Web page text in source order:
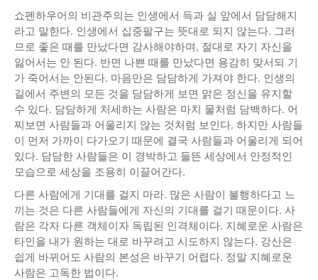
쇼펜하우어의 비관주의는 인생에서 득과 실 앞에서 담담해지
라고 말한다. 인생에서 십중팔구는 뜻대로 되지 않는다. 그러
므로 좋은 때를 만났다면 감사해야하며, 절대로 자기 자신을
잃어서는 안 된다. 반면 나쁜 때를 만났다면 용감히 맞서되 기
가 죽어서는 안된다. 마음만은 담담하게 가져야 한다. 인생의
길에서 주변의 모든 것을 담담하게 보면 맑은 정신을 유지할
수 있다. 담담하게 처세하는 사람은 마치 물처럼 담백하다. 어
찌보면 사람들과 어울리지 않는 것처럼 보인다. 하지만 사람들
이 먼저 가까이 다가오기 때문에 결국 사람들과 어울리게 되어
있다. 담담한 사람들은 이 경박하고 들뜬 세상에서 안정적인
모습으로 세상을 조용히 이끌어간다.
다른 사람에게 기대를 걸지 마라. 많은 사람이 불행하다고 느
끼는 것은 다른 사람들에게 자신의 기대를 걸기 때문이다. 사
람은 각자 다른 객체이자 독립된 인격체이다. 지혜로운 사람은
타인을 내가 원하는 대로 바꾸려고 시도하지 않는다. 강산은
쉽게 바뀌어도 사람의 본성은 바꾸기 어렵다. 정말 지혜로운
사람은 고독한 법이다.